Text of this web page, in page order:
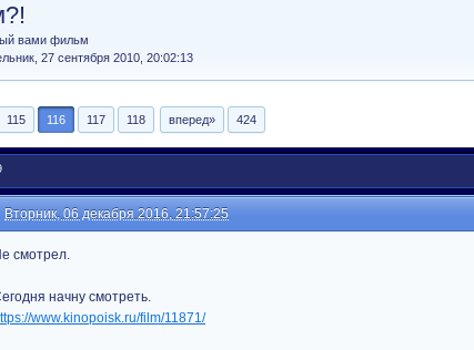
вами фильм
27 сентября 2010, 20:02:13
115 116 117 118 вперед» 424
Вторник, 06 декабря 2016, 21:57:25
смотрел.
начну смотреть.
www.kinopoisk.ru/film/11871/